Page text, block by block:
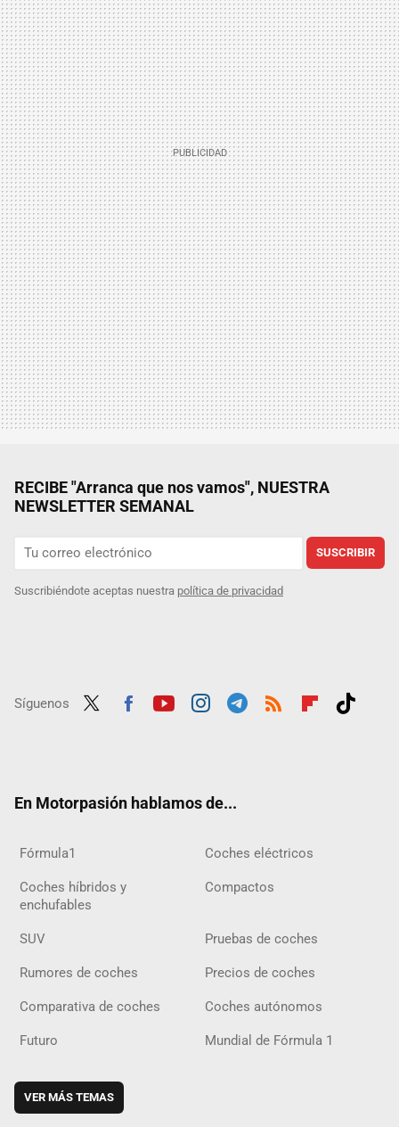
RECIBE "Arranca que nos vamos", NUESTRA
NEWSLETTER SEMANAL
SUSCRIBIR
Suscribiéndote aceptas nuestra política de privacidad
Síguenos
En Motorpasión hablamos de...
Fórmula1 Coches eléctricos
Coches híbridos y
enchufables
Compactos
SUV Pruebas de coches
Rumores de coches Precios de coches
Comparativa de coches Coches autónomos
Futuro Mundial de Fórmula 1
VER MÁS TEMAS